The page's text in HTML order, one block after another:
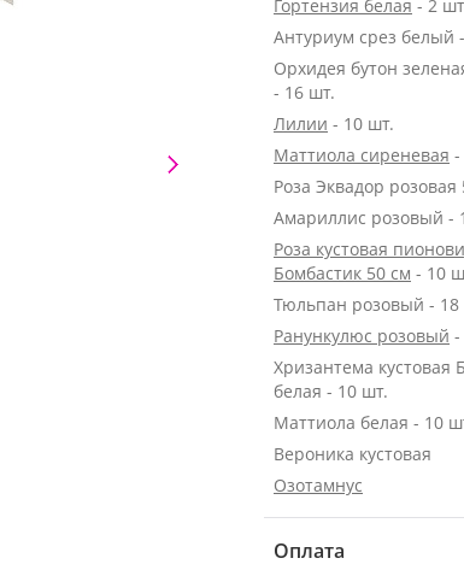
Гортензия белая - 2
Антуриум срез белый
Орхидея бутон
- 16 шт.
Лилии - 10 шт.
Маттиола сиреневая -
Амариллис розовый -
Роза кустовая
Бомбастик 50 см - 10
Тюльпан розовый - 18
Ранункулюс розовый -
Хризантема кустовая
белая - 10 шт.
Маттиола белая - 10
Вероника кустовая
Озотамнус
Оплата